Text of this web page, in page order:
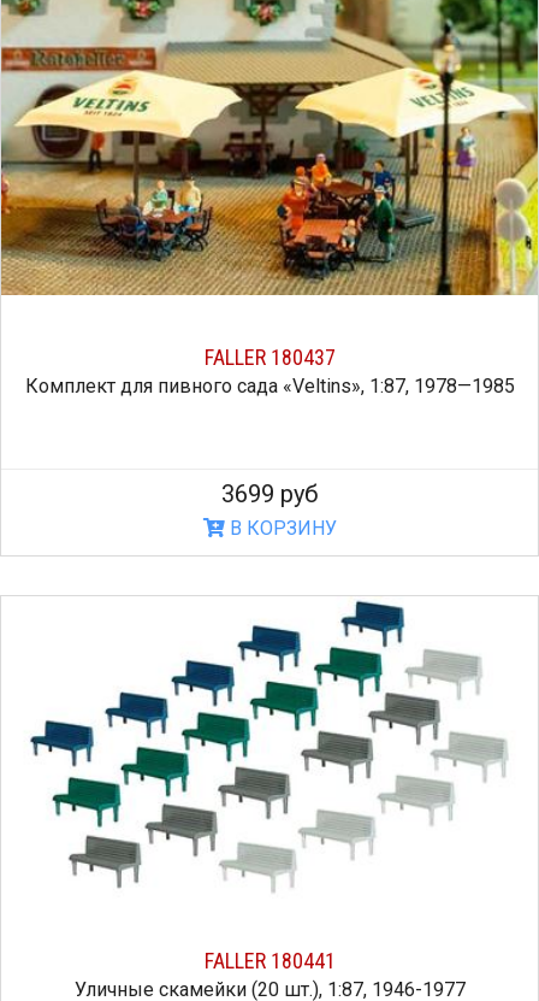
FALLER 180437
Комплект для пивного сада «Veltins», 1:87, 1978—1985
3699 руб
В КОРЗИНУ
FALLER 180441
Уличные скамейки (20 шт.), 1:87, 1946-1977